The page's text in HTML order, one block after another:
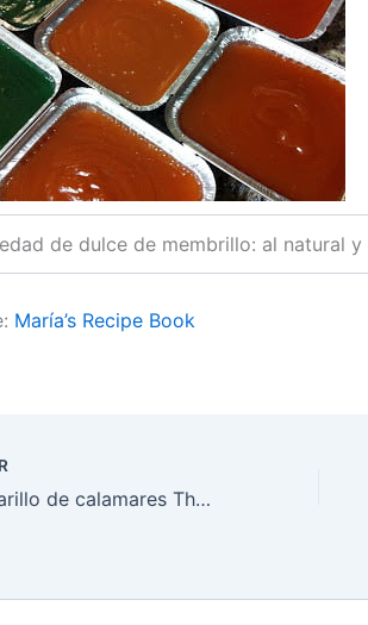
de dulce de membrillo: al natural
María’s Recipe Book
Risotto amarillo de calamares Thermomix (Risotto giallo ai calamari)